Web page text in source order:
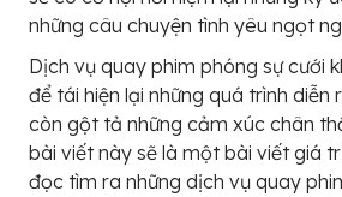
những câu chuyện tình yêu ngọt
Dịch vụ quay phim phóng sự cưới
để tái hiện lại những quá trình diễn
còn gột tả những cảm xúc chân
bài viết này sẽ là một bài viết giá
đọc tìm ra những dịch vụ quay